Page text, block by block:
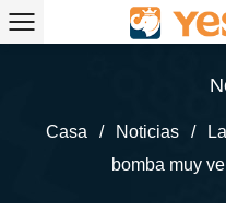
Casa / Noticias /
bomba muy